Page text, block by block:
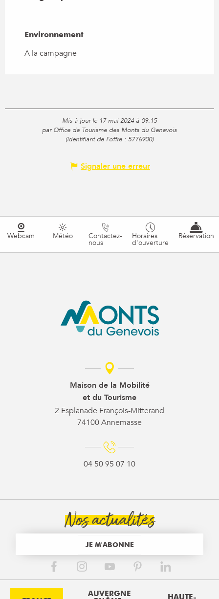
Environnement
Environnement
A la campagne
Mis à jour le 17 mai 2024 à 09:15
par Office de Tourisme des Monts du Genevois
(Identifiant de l'offre : 5776900)
Signaler une erreur
Webcam Météo Contactez-
nous
Horaires
d'ouverture
Réservation
Maison de la Mobilité
et du Tourisme
2 Esplanade François-Mitterand
74100 Annemasse
04 50 95 07 10
Nos actualités
JE M'ABONNE
AUVERGNE